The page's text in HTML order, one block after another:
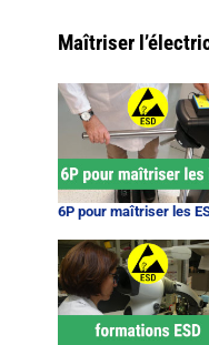
Maîtriser
6P pour maîtriser les